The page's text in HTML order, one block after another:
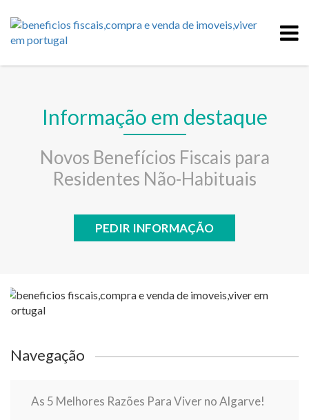
Informação em destaque
Novos Benefícios Fiscais para
Residentes Não-Habituais
PEDIR INFORMAÇÃO
Navegação
As 5 Melhores Razões Para Viver no Algarve!